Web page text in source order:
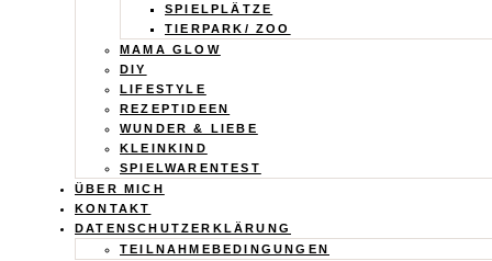
SPIELPLÄTZE
TIERPARK/ ZOO
MAMA GLOW
DIY
LIFESTYLE
REZEPTIDEEN
WUNDER & LIEBE
KLEINKIND
SPIELWARENTEST
ÜBER MICH
KONTAKT
DATENSCHUTZERKLÄRUNG
TEILNAHMEBEDINGUNGEN